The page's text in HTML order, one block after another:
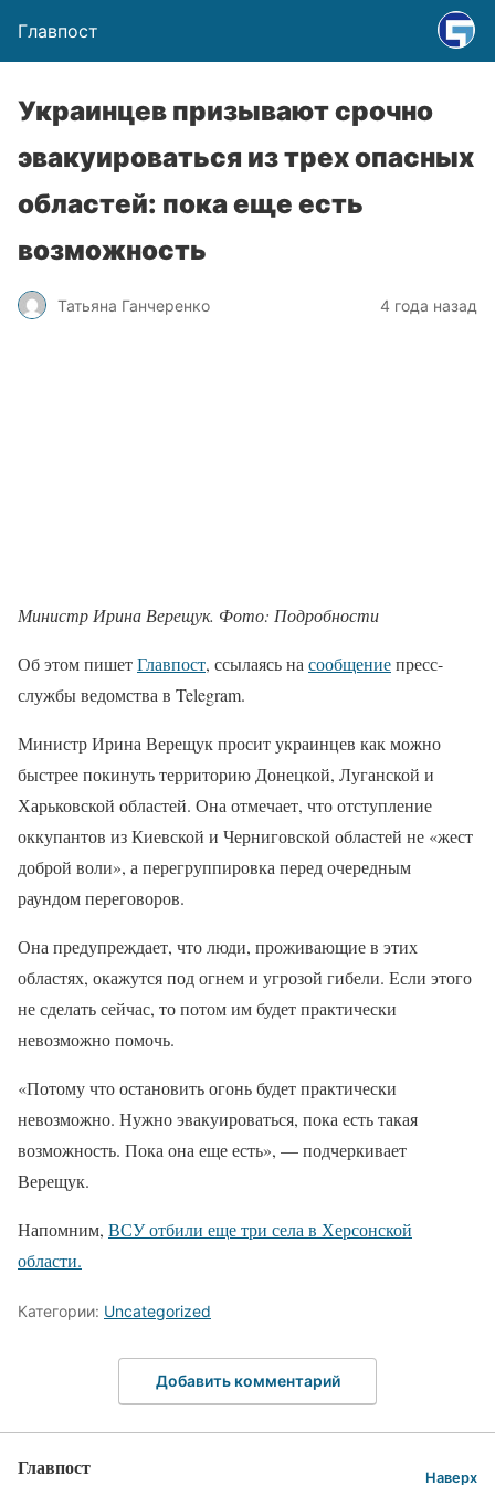
Главпост
Украинцев призывают срочно
эвакуироваться из трех опасных
областей: пока еще есть
возможность
Татьяна Ганчеренко 4 года назад
Министр Ирина Верещук. Фото: Подробности
Об этом пишетГлавпост, ссылаясь насообщениепресс-
службы ведомства в Telegram.
Министр Ирина Верещук просит украинцев как можно
быстрее покинуть территорию Донецкой, Луганской и
Харьковской областей. Она отмечает, что отступление
оккупантов из Киевской и Черниговской областей не «жест
доброй воли», а перегруппировка перед очередным
раундом переговоров.
Она предупреждает, что люди, проживающие в этих
областях, окажутся под огнем и угрозой гибели. Если этого
не сделать сейчас, то потом им будет практически
невозможно помочь.
«Потому что остановить огонь будет практически
невозможно. Нужно эвакуироваться, пока есть такая
возможность. Пока она еще есть», — подчеркивает
Верещук.
Напомним, ВСУ отбили еще три села в Херсонской
области.
Категории: Uncategorized
Добавить комментарий
Главпост Наверх